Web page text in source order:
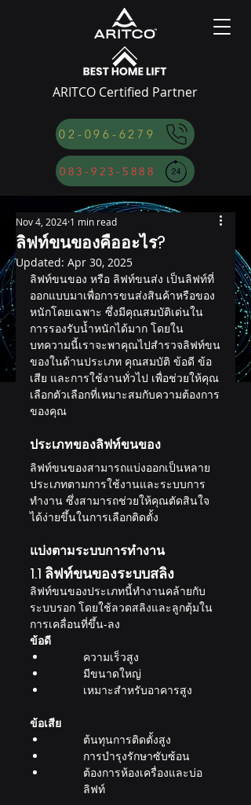
083-923-5888
ARITCO Certified Partner
02-096-6279
ลิฟท์ขนของคืออะไร?
Nov 4, 2024 1 min read
Updated: Apr 30, 2025
ลิฟท์ขนของ หรือ ลิฟท์ขนส่ง เป็นลิฟท์ที่
ออกแบบมาเพื่อการขนส่งสินค้าหรือของ
หนักโดยเฉพาะ ซึ่งมีคุณสมบัติเด่นใน
การรองรับน้ำหนักได้มาก โดยใน
บทความนี้เราจะพาคุณไปสำรวจลิฟท์ขน
ของในด้านประเภท คุณสมบัติ ข้อดี ข้อ
เสีย และการใช้งานทั่วไป เพื่อช่วยให้คุณ
เลือกตัวเลือกที่เหมาะสมกับความต้องการ
ของคุณ
ประเภทของลิฟท์ขนของ
ลิฟท์ขนของสามารถแบ่งออกเป็นหลาย
ประเภทตามการใช้งานและระบบการ
ทำงาน ซึ่งสามารถช่วยให้คุณตัดสินใจ
ได้ง่ายขึ้นในการเลือกติดตั้ง
แบ่งตามระบบการทำงาน
1.1 ลิฟท์ขนของระบบสลิง
ลิฟท์ขนของประเภทนี้ทำงานคล้ายกับ
ระบบรอก โดยใช้ลวดสลิงและลูกตุ้มใน
การเคลื่อนที่ขึ้น-ลง
ข้อดี
ความเร็วสูง
มีขนาดใหญ่
เหมาะสำหรับอาคารสูง
ข้อเสีย
ต้นทุนการติดตั้งสูง
การบำรุงรักษาซับซ้อน
ต้องการห้องเครื่องและบ่อ
ลิฟท์